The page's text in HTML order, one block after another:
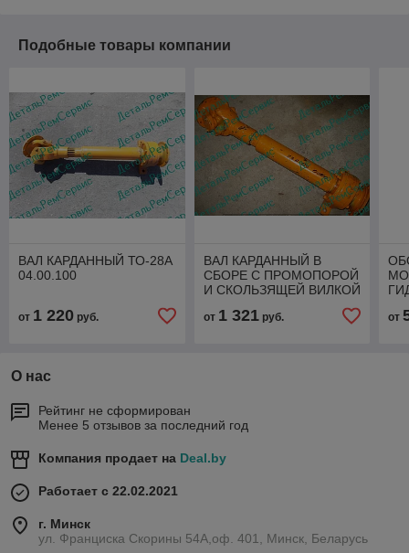
Подобные товары компании
ВАЛ КАРДАННЫЙ ТО-28А
04.00.100
от 1 220 руб.
ВАЛ КАРДАННЫЙ В
СБОРЕ С ПРОМОПОРОЙ
И СКОЛЬЗЯЩЕЙ ВИЛКОЙ
от 1 321руб. от
О нас
Рейтинг не сформирован
Менее 5 отзывов за последний год
Компания продает на Deal.by
Работает с 22.02.2021
г. Минск
ул. Франциска Скорины 54А,оф. 401, Минск, Беларусь